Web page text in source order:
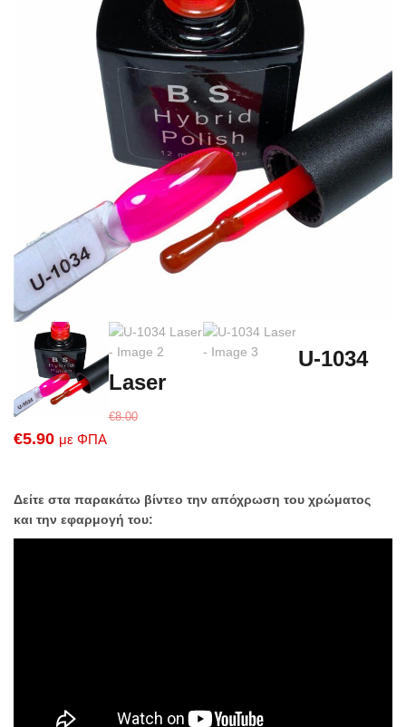
U-1034
Laser
€8.00
Original
€8.00.
€5.90Η
είναι:
€5.90.
με ΦΠΑ
Δείτε στα παρακάτω βίντεο την απόχρωση του χρώματος
και την εφαρμογή του: